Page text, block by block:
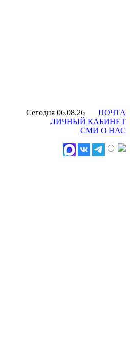
Сегодня 06.08.26
ПОЧТА
ЛИЧНЫЙ КАБИНЕТ
СМИ О НАС